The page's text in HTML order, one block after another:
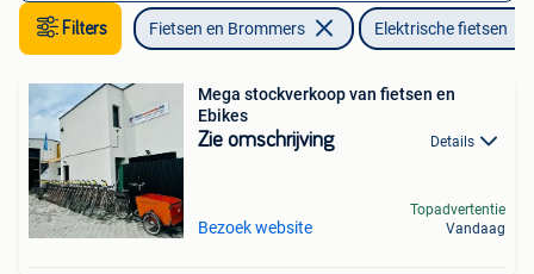
Filters Fietsen en Brommers Elektrische fietsen
Mega stockverkoop van fietsen en
Ebikes
Zie omschrijving Details
Bezoek website
Topadvertentie
Vandaag